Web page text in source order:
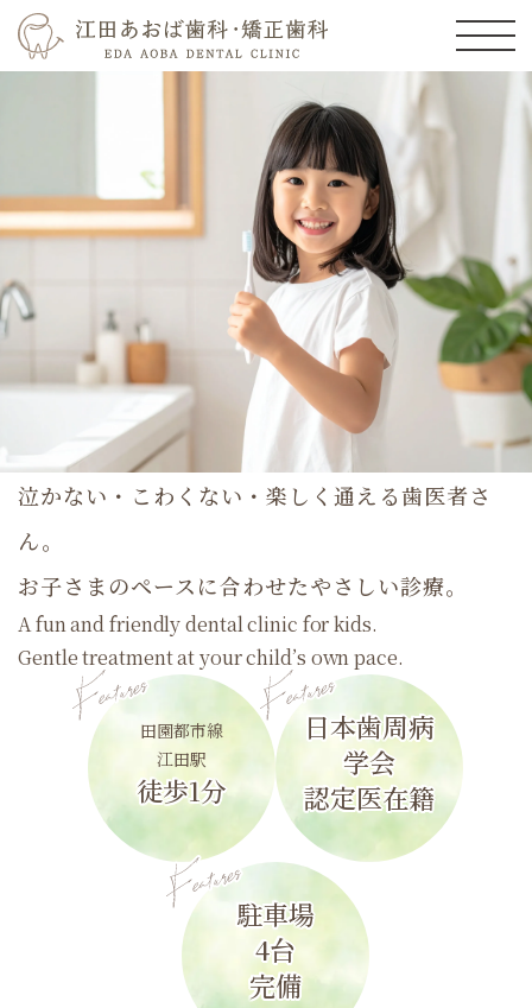
江田の歯医者｜ 江田あおば歯
日本歯周病学会所属の歯科医師が在籍。
科学的根拠に基づいた、安心の歯周治療を。
Periodontology.
We offer periodontal care backed by clinical evidence
and expertise.
田園都市線
江田駅
徒歩1分
日本歯周病
学会
認定医在籍
駐車場
4台
完備
泣かない・こわくない・楽しく通える歯医者さ
ん。
お子さまのペースに合わせたやさしい診療。
A fun and friendly dental clinic for kids.
Gentle treatment at your child’s own pace.
田園都市線
江田駅
徒歩1分
日本歯周病
学会
認定医在籍
駐車場
4台
完備
痛くない、削らない、抜かない治療で
皆様の健康をサポートしていきます。
non-shaving, non-extracting treatments.
田園都市線
江田駅
徒歩1分
日本歯周病
学会
認定医在籍
駐車場